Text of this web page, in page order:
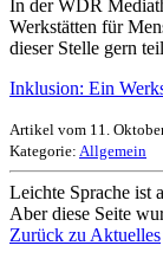
In der WDR
Werkstätten für
dieser Stelle gern
Inklusion: Ein
Artikel vom 11.
Kategorie: Allgemein
Leichte Sprache ist
Aber diese Seite
Zurück zu Aktuelles